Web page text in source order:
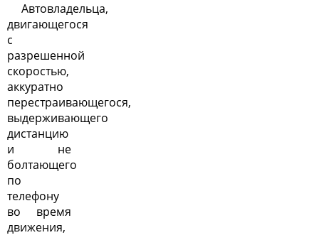
Автовладельца,
двигающегося
с
разрешенной
скоростью,
аккуратно
перестраивающегося,
выдерживающего
дистанцию
и не
болтающего
по
телефону
во время
движения,